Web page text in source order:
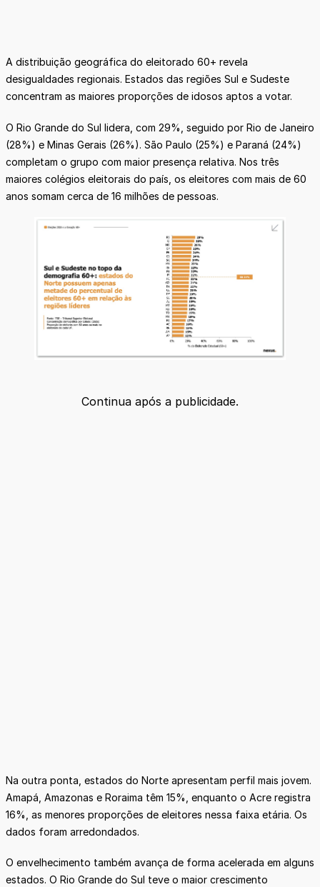
A distribuição geográfica do eleitorado 60+ revela
desigualdades regionais. Estados das regiões Sul e Sudeste
concentram as maiores proporções de idosos aptos a votar.
O Rio Grande do Sul lidera, com 29%, seguido por Rio de Janeiro
(28%) e Minas Gerais (26%). São Paulo (25%) e Paraná (24%)
completam o grupo com maior presença relativa. Nos três
maiores colégios eleitorais do país, os eleitores com mais de 60
anos somam cerca de 16 milhões de pessoas.
Continua após a publicidade.
Na outra ponta, estados do Norte apresentam perfil mais jovem.
Amapá, Amazonas e Roraima têm 15%, enquanto o Acre registra
16%, as menores proporções de eleitores nessa faixa etária. Os
dados foram arredondados.
O envelhecimento também avança de forma acelerada em alguns
estados. O Rio Grande do Sul teve o maior crescimento